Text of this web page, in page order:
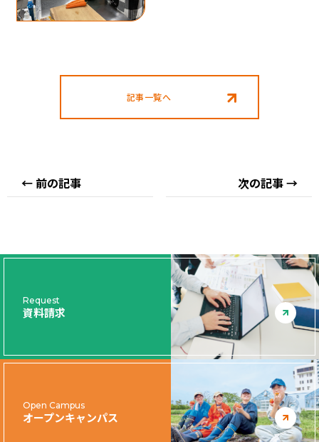
記事一覧へ
← 前の記事 次の記事 →
Request
資料請求
Open Campus
オープンキャンパス